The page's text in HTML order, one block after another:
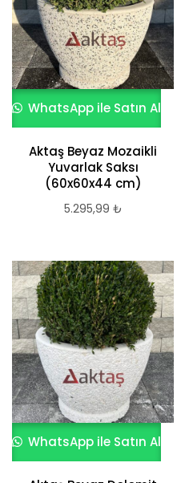
WhatsApp ile Satın Al
Aktaş Beyaz Mozaikli
Yuvarlak Saksı
(60x60x44 cm)
5.295,99 ₺
WhatsApp ile Satın Al